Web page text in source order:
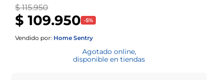
$ 115.950
$ 109.950 -5%
Vendido por: Home Sentry
Agotado online,
disponible en tiendas